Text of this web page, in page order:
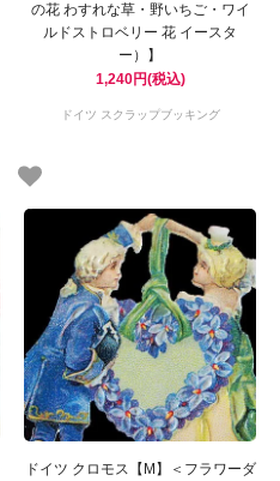
の花 わすれな草・野いちご・ワイ
ルドストロベリー 花 イースタ
ー）】
1,240円(税込)
ドイツ スクラップブッキング
ドイツ クロモス【M】＜フラワーダ